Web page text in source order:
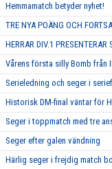
Hemmamatch betyder nyhet!
TRE NYA POÄNG OCH
HERRAR DIV.1
Vårens första silly Bomb från
Serieledning och seger i
Historisk DM-final väntar för
Seger i toppmatch med tre
Seger efter galen vändning
Härlig seger i frejdig match